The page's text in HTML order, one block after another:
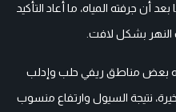
طفل يبلغ من العمر 13 عاما بعد أن جرفته المياه، ما أعاد التأكيد
بشكل لافت.
بعض مناطق ريفي حلب وإدلب
نتيجة السيول وارتفاع منسوب